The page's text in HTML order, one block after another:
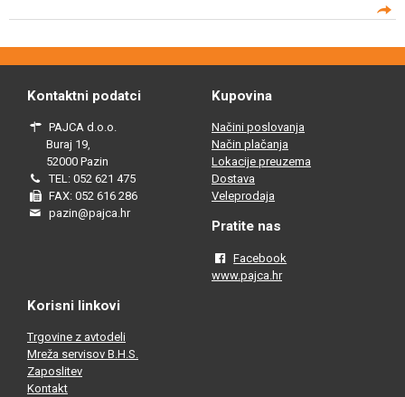
Kontaktni podatci
PAJCA d.o.o.
Buraj 19,
52000 Pazin
TEL: 052 621 475
FAX: 052 616 286
pazin@pajca.hr
Kupovina
Načini poslovanja
Način plačanja
Lokacije preuzema
Dostava
Veleprodaja
Pratite nas
Facebook
www.pajca.hr
Korisni linkovi
Trgovine z avtodeli
Mreža servisov B.H.S.
Zaposlitev
Kontakt